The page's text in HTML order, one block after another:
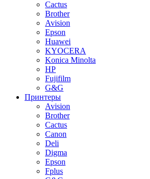
Cactus
Brother
Avision
Epson
Huawei
KYOCERA
Konica Minolta
HP
Fujifilm
G&G
Принтеры
Avision
Brother
Cactus
Canon
Deli
Digma
Epson
Fplus